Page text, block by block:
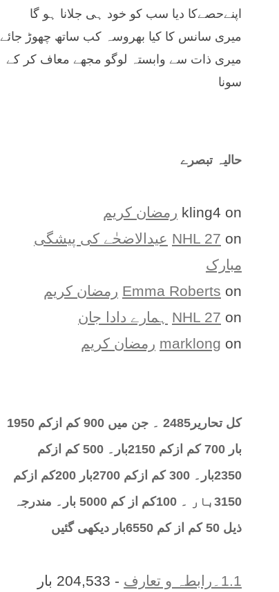
اپنےحصےکا دیا سب کو خود ہی جلانا ہو گا
میری سانس کا کیا بھروسہ کب ساتھ چھوڑ جائے
میری ذات سے وابستہ لوگو مجھے معاف کر کے
سونا
حالیہ تبصرے
kling4 on
رمضان کریم
NHL 27 on
عیدالاضحٰے کی پیشگی
مبارک
Emma Roberts on
رمضان کریم
NHL 27 on
ہمارے دادا جان
marklong on رمضان کریم
کل تحارير2485 ۔ جن میں 900 کم ازکم 1950
بار 700 کم ازکم 2150بار۔ 500 کم ازکم
2350بار۔ 300 کم ازکم 2700بار 200کم ازکم
3150بار ۔ 100کم از کم 5000 بار۔ مندرجہ
ذیل 50 کم از کم 6550بار دیکھی گئیں
1.1۔رابطہ و تعارف
- 204,533 بار